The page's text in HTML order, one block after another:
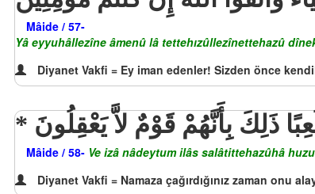
Mâide / 57-
Yâ eyyuhâllezîne âmenû lâ tettehızûllezînettehazû
Diyanet Vakfi = Ey iman edenler! Sizden önce
ذَلِكَ بِأَنَّهُمْ قَوْمٌ لاَّ يَعْقِلُونَ
Mâide / 58- Ve izâ nâdeytum ilâs salâtittehazûhâ
Diyanet Vakfi = Namaza çağırdığınız zaman onu